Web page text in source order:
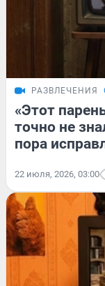
РАЗВЛЕЧЕНИЯ
«Этот
точно не
пора
22 июля, 2026, 03:00